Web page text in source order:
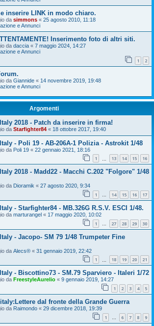
inserire LINK in modo chiaro.
da simmons « 25 agosto 2010, 11:18
e Annunci
Inserimento foto di altri siti.
da daccia « 7 maggio 2024, 14:27
e Annunci
1 2
da Giannide « 14 novembre 2019, 19:48
e Annunci
Argomenti
2018 - Patch da inserire in firma!
da Starfighter84 « 18 ottobre 2017, 19:40
- Poli 19 - AB-206A-1 Polizia - Astrokit 1/48
da Poli 19 « 22 gennaio 2021, 18:16
1 13 14 15 16
2018 - Madd22 - Macchi C.202 "Folgore" 1/48
da Dioramik « 27 agosto 2020, 9:34
1 … 14 15 16 17
- Starfighter84 - MB.326G R.S.V. ESCI 1/48.
da marturangel « 17 maggio 2020, 10:02
1 … 27 28 29 30
- Jacopo- SM 79 1/48 Trumpeter Fine
da Alecs® « 31 gennaio 2019, 22:42
1 18 19 20 21
- Biscottino73 - SM.79 Sparviero - Italeri 1/72
da FreestyleAurelio « 9 gennaio 2019, 14:27
1 2 3 4 5
dal fronte della Grande Guerra
da Raimondo « 29 dicembre 2018, 19:39
1 … 6 7 8 9